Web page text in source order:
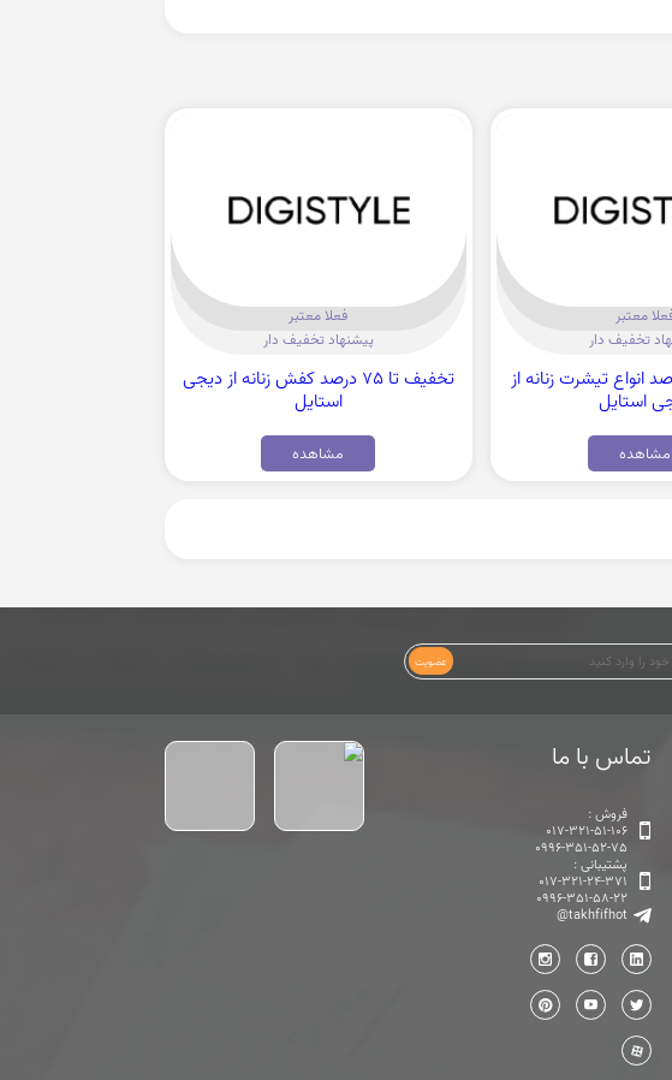
معتبر
تخفیف دار
تا 66 درصد انواع تیشرت زنانه از
استایل
مشاهده
فعلا معتبر
پیشنهاد تخفیف دار
تخفیف تا 75 درصد کفش زنانه از دیجی
استایل
مشاهده
عضویت
تماس با ما
فروش :
017-321-51-106
0996-351-52-75
پشتیبانی :
017-321-24-371
0996-351-58-22
@takhfifhot